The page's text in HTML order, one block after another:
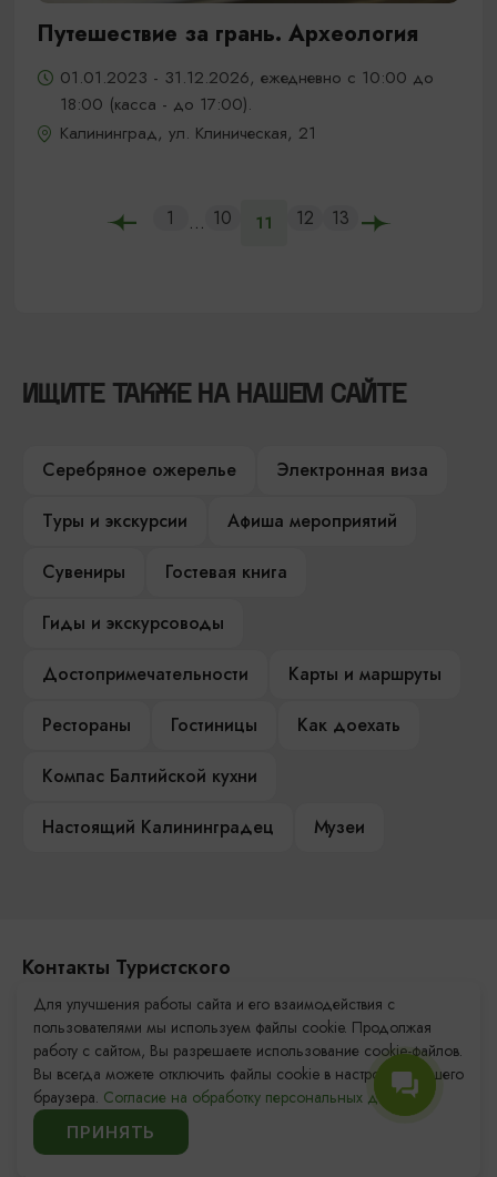
Путешествие за грань. Археология
01.01.2023 - 31.12.2026, ежедневно с 10:00 до
18:00 (касса - до 17:00).
Калининград, ул. Клиническая, 21
1 ... 10 11 12 13
ИЩИТЕ ТАКЖЕ НА НАШЕМ САЙТЕ
Серебряное ожерелье
Электронная виза
Туры и экскурсии
Афиша мероприятий
Сувениры
Гостевая книга
Гиды и экскурсоводы
Достопримечательности
Карты и маршруты
Рестораны
Гостиницы
Как доехать
Компас Балтийской кухни
Настоящий Калининградец
Музеи
Контакты Туристского
информационного центра
+7 (4012) 555-200
8 (800) 200-55-39
info@visit-kaliningrad.ru
Для улучшения работы сайта и его взаимодействия с
пользователями мы используем файлы cookie. Продолжая
работу с сайтом, Вы разрешаете использование cookie-файлов.
Вы всегда можете отключить файлы cookie в настройках Вашего
браузера. Согласие на обработку персональных данных.
ПРИНЯТЬ